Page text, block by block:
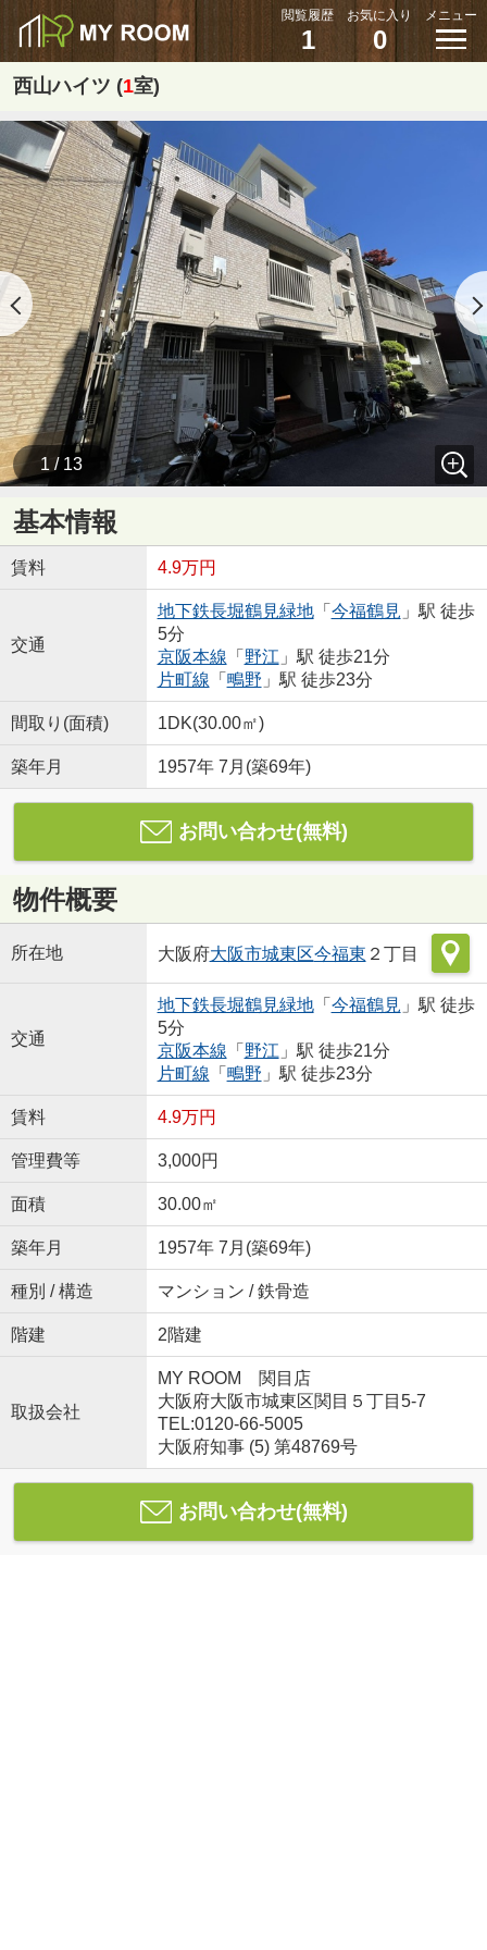
閲覧履歴
1
お気に入り
0
メニュー
西山ハイツ (1室)
1 / 13
基本情報
賃料 4.9万円
交通
地下鉄長堀鶴見緑地「 今福鶴見 」駅 徒歩
5分
京阪本線 「 野江 」駅 徒歩21分
片町線 「 鴫野 」駅 徒歩23分
間取り(面積) 1DK(30.00㎡)
築年月 1957年 7月(築69年)
お問い合わせ(無料)
物件概要
所在地 大阪府大阪市城東区今福東 ２丁目
交通
地下鉄長堀鶴見緑地「 今福鶴見 」駅 徒歩
5分
京阪本線 「 野江 」駅 徒歩21分
片町線 「 鴫野 」駅 徒歩23分
賃料 4.9万円
管理費等 3,000円
面積 30.00㎡
築年月 1957年 7月(築69年)
種別 / 構造 マンション / 鉄骨造
階建 2階建
取扱会社
MY ROOM 関目店
大阪府大阪市城東区関目５丁目5-7
TEL:0120-66-5005
大阪府知事 (5) 第48769号
お問い合わせ(無料)